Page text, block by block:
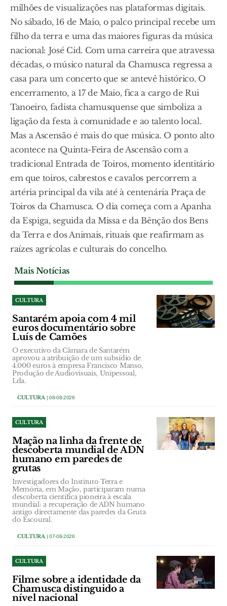
milhões de visualizações nas plataformas digitais.
No sábado, 16 de Maio, o palco principal recebe um
filho da terra e uma das maiores figuras da música
nacional: José Cid. Com uma carreira que atravessa
décadas, o músico natural da Chamusca regressa a
casa para um concerto que se antevê histórico. O
encerramento, a 17 de Maio, fica a cargo de Rui
Tanoeiro, fadista chamusquense que simboliza a
ligação da festa à comunidade e ao talento local.
Mas a Ascensão é mais do que música. O ponto alto
acontece na Quinta-Feira de Ascensão com a
tradicional Entrada de Toiros, momento identitário
em que toiros, cabrestos e cavalos percorrem a
artéria principal da vila até à centenária Praça de
Toiros da Chamusca. O dia começa com a Apanha
da Espiga, seguida da Missa e da Bênção dos Bens
da Terra e dos Animais, rituais que reafirmam as
raízes agrícolas e culturais do concelho.
Mais Notícias
CULTURA
Santarém apoia com 4 mil
euros documentário sobre
Luís de Camões
O executivo da Câmara de Santarém
aprovou a atribuição de um subsídio de
4.000 euros à empresa Francisco Manso,
Produção de Audiovisuais, Unipessoal,
Lda.
CULTURA| 08-08-2026
CULTURA
Mação na linha da frente de
descoberta mundial de ADN
humano em paredes de
grutas
Investigadores do Instituto Terra e
Memória, em Mação, participaram numa
descoberta científica pioneira à escala
mundial: a recuperação de ADN humano
antigo directamente das paredes da Gruta
do Escoural.
CULTURA| 07-08-2026
CULTURA
Filme sobre a identidade da
Chamusca distinguido a
nível nacional